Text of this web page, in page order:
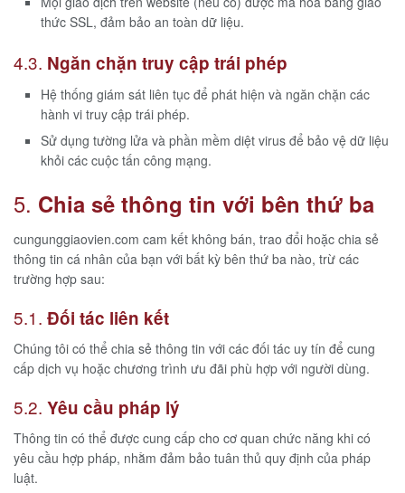
thức SSL, đảm bảo an toàn dữ liệu.
4.3. Ngăn chặn truy cập trái phép
Hệ thống giám sát liên tục để phát hiện và ngăn chặn các
hành vi truy cập trái phép.
Sử dụng tường lửa và phần mềm diệt virus để bảo vệ dữ liệu
khỏi các cuộc tấn công mạng.
5. Chia sẻ thông tin với bên thứ ba
cungunggiaovien.com cam kết không bán, trao đổi hoặc chia sẻ
thông tin cá nhân của bạn với bất kỳ bên thứ ba nào, trừ các
trường hợp sau:
5.1. Đối tác liên kết
Chúng tôi có thể chia sẻ thông tin với các đối tác uy tín để cung
cấp dịch vụ hoặc chương trình ưu đãi phù hợp với người dùng.
5.2. Yêu cầu pháp lý
Thông tin có thể được cung cấp cho cơ quan chức năng khi có
yêu cầu hợp pháp, nhằm đảm bảo tuân thủ quy định của pháp
luật.